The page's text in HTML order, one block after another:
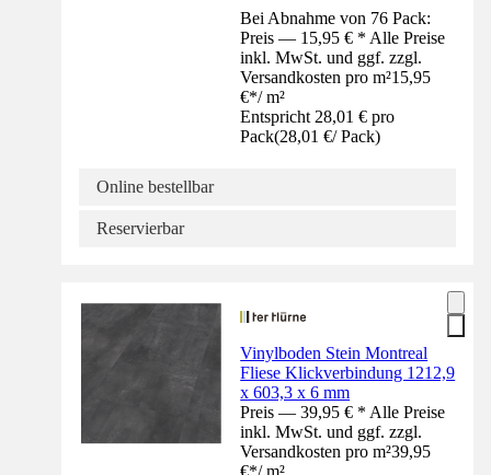
Bei Abnahme von 76 Pack:
Preis — 15,95 € * Alle Preise
inkl. MwSt. und ggf. zzgl.
Versandkosten pro m²15,95
€*/ m²
Entspricht 28,01 € pro
Pack(28,01 €/ Pack)
Online bestellbar
Reservierbar
Vinylboden Stein Montreal
Fliese Klickverbindung 1212,9
x 603,3 x 6 mm
Preis — 39,95 € * Alle Preise
inkl. MwSt. und ggf. zzgl.
Versandkosten pro m²39,95
€*/ m²